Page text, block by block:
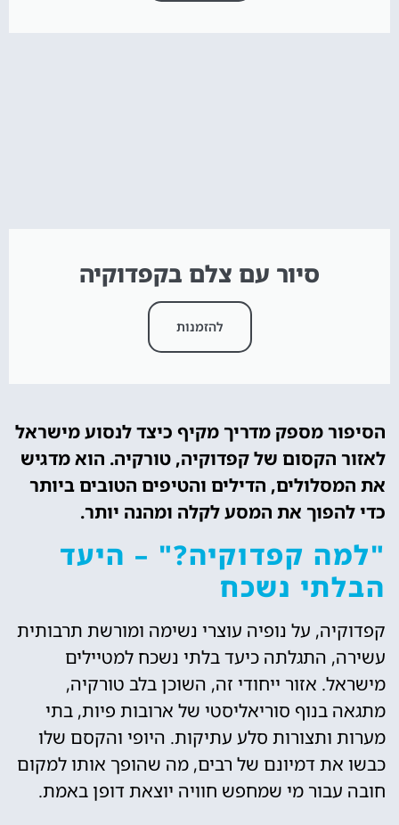
סיור עם צלם בקפדוקיה
להזמנות
הסיפור מספק מדריך מקיף כיצד לנסוע מישראל
לאזור הקסום של קפדוקיה, טורקיה. הוא מדגיש
את המסלולים, הדילים והטיפים הטובים ביותר
כדי להפוך את המסע לקלה ומהנה יותר.
"למה קפדוקיה?" – היעד
הבלתי נשכח
קפדוקיה, על נופיה עוצרי נשימה ומורשת תרבותית
עשירה, התגלתה כיעד בלתי נשכח למטיילים
מישראל. אזור ייחודי זה, השוכן בלב טורקיה,
מתגאה בנוף סוריאליסטי של ארובות פיות, בתי
מערות ותצורות סלע עתיקות. היופי והקסם שלו
כבשו את דמיונם של רבים, מה שהופך אותו למקום
חובה עבור מי שמחפש חוויה יוצאת דופן באמת.